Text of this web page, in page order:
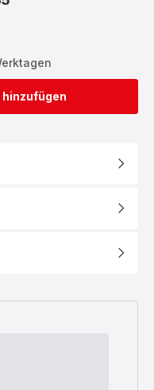
hinzufügen